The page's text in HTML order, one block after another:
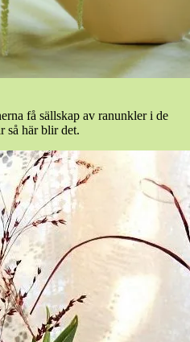
få sällskap av ranunkler i de
så här blir det.